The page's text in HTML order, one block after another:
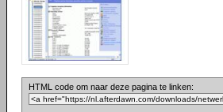
HTML code om naar deze pagina te linken: